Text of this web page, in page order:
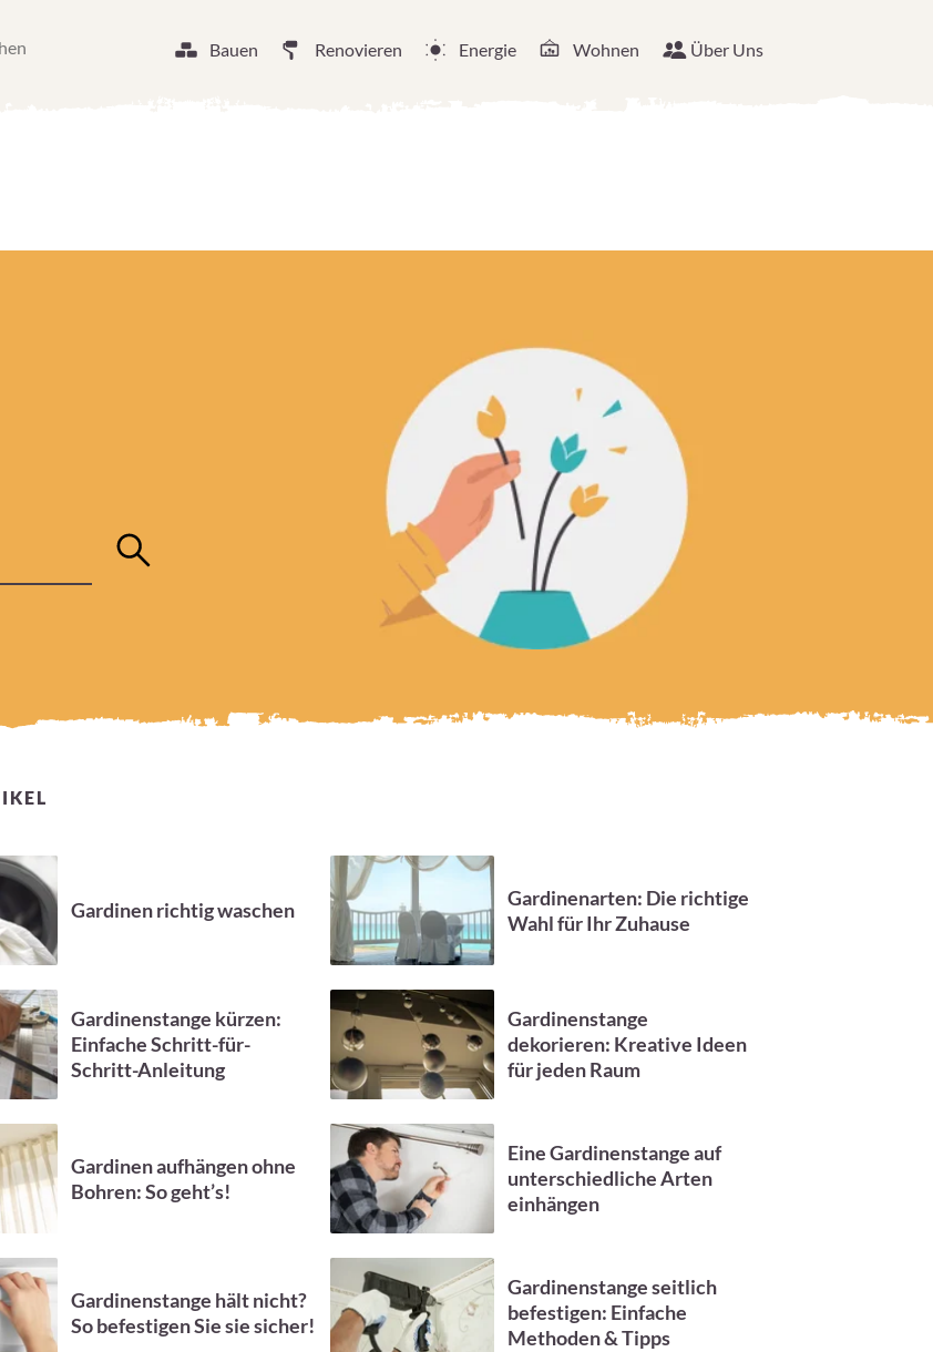
Bauen Renovieren Energie Wohnen Über Uns
Gardinen richtig waschen
Gardinenarten: Die richtige
Wahl für Ihr Zuhause
Gardinenstange kürzen:
Einfache Schritt-für-
Schritt-Anleitung
Gardinenstange
dekorieren: Kreative Ideen
für jeden Raum
Gardinen aufhängen ohne
Bohren: So geht’s!
Eine Gardinenstange auf
unterschiedliche Arten
einhängen
Gardinenstange hält nicht?
So befestigen Sie sie sicher!
Gardinenstange seitlich
befestigen: Einfache
Methoden & Tipps